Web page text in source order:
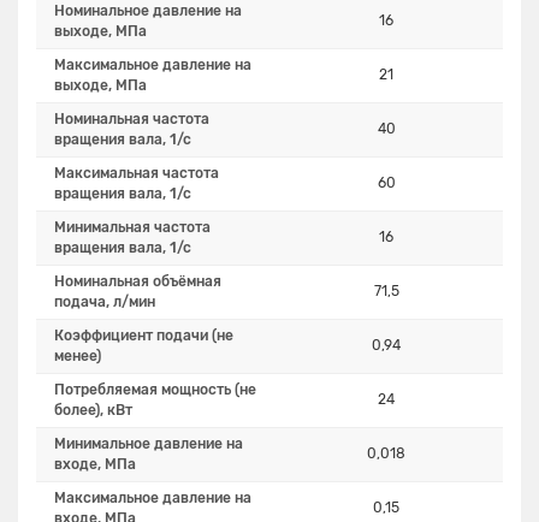
Номинальное давление на
выходе, МПа
16
Максимальное давление на
выходе, МПа
21
Номинальная частота
вращения вала, 1/с
40
Максимальная частота
вращения вала, 1/с
60
Минимальная частота
вращения вала, 1/с
16
Номинальная объёмная
подача, л/мин
71,5
Коэффициент подачи (не
менее)
0,94
Потребляемая мощность (не
более), кВт
24
Минимальное давление на
входе, МПа
0,018
Максимальное давление на
входе, МПа
0,15